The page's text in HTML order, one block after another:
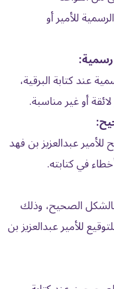
للأمير أو
رسمية:
عند كتابة البرقية،
أو غير مناسبة.
عبدالعزيز بن فهد
في كتابته.
الصحيح، وذلك
للأمير عبدالعزيز بن